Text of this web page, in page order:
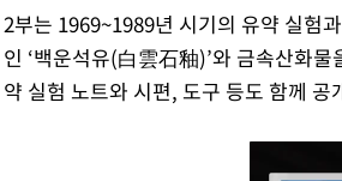
2부는 1969~1989년 시기의 유약 실험
인 ‘백운석유(白雲石釉)’와 금속산화
약 실험 노트와 시편, 도구 등도 함께 공